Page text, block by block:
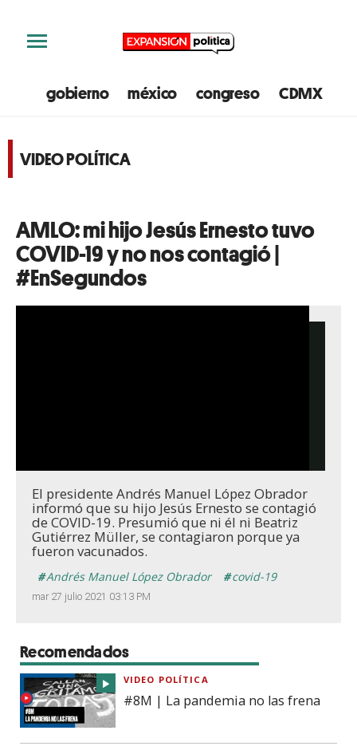
gobierno méxico congreso CDMX
VIDEO POLÍTICA
AMLO: mi hijo Jesús Ernesto tuvo
COVID-19 y no nos contagió |
#EnSegundos
mar 27 julio 2021 03:13 PM
El presidente Andrés Manuel López Obrador
informó que su hijo Jesús Ernesto se contagió
de COVID-19. Presumió que ni él ni Beatriz
Gutiérrez Müller, se contagiaron porque ya
fueron vacunados.
Andrés Manuel López Obrador covid-19
Recomendados
VIDEO POLÍTICA
#8M | La pandemia no las frena